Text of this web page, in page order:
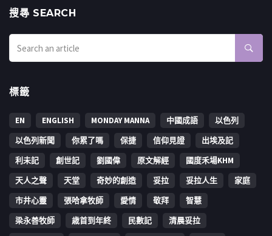
搜㝷 SEARCH
標籤
EN ENGLISH MONDAY MANNA 中國成語
以色列
以色列新聞
你累了嗎 保捷 信仰見證
出埃及記
利未記
創世記 劉國偉 原文解經
國度禾場KHM
天人之聲
天堂 奇妙的創造 妥拉 妥拉人生
家庭
市井心靈
張哈拿牧師 愛情 敬拜
智慧
梁永善牧師
歳首到年終 民數記
清晨妥拉